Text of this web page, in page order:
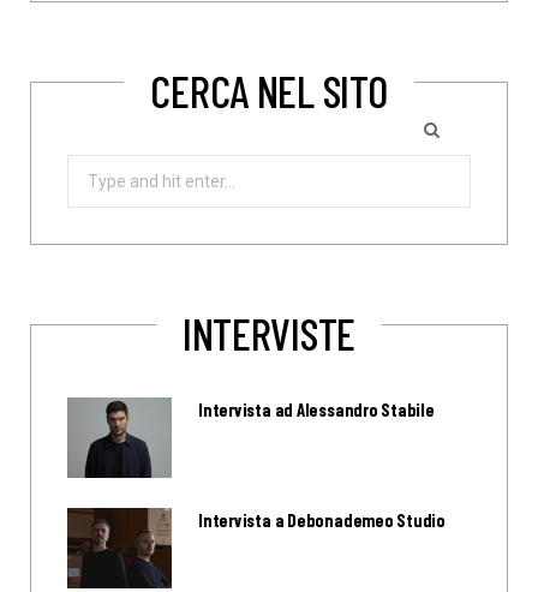
CERCA NEL SITO
Search
INTERVISTE
Intervista ad Alessandro Stabile
Intervista a Debonademeo Studio